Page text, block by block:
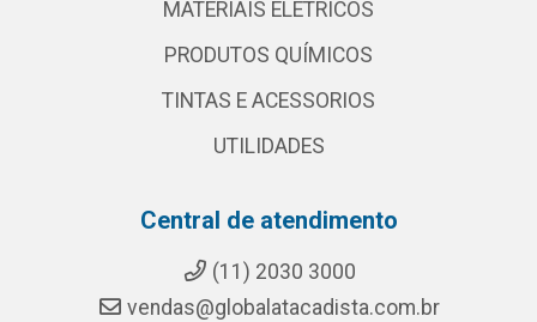
MATERIAIS ELETRICOS
PRODUTOS QUÍMICOS
TINTAS E ACESSORIOS
UTILIDADES
Central de atendimento
(11) 2030 3000
vendas@globalatacadista.com.br